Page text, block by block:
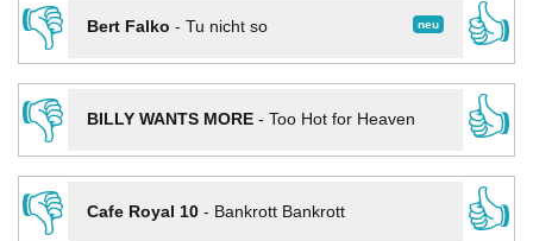
👎
neu
Bert Falko - Tu nicht so
👍
👎
BILLY WANTS MORE- Too Hot for Heaven
👍
👎
Cafe Royal 10- Bankrott Bankrott
👍